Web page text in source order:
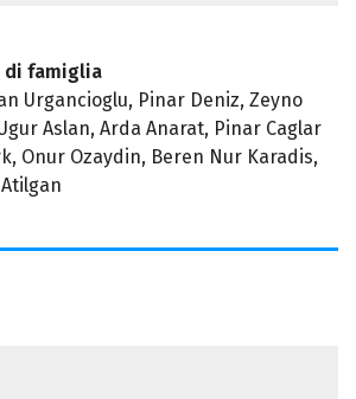
famiglia
Urgancioglu, Pinar Deniz, Zeyno
Aslan, Arda Anarat, Pinar Caglar
Onur Ozaydin, Beren Nur Karadis,